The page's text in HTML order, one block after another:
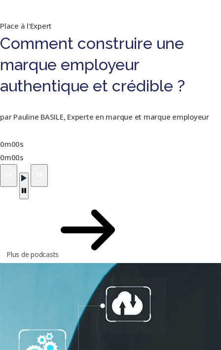
Place à l'Expert
Comment construire une
marque employeur
authentique et crédible ?
par Pauline BASILE, Experte en marque et marque employeur
0m00s
0m00s
Plus de podcasts